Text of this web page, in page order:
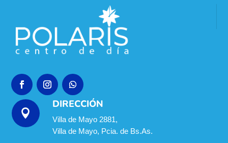

DIRECCIÓN
Villa de Mayo 2881,
Villa de Mayo, Pcia. de Bs.As.